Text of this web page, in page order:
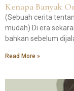
Kenapa Banyak
(Sebuah cerita
mudah) Di era
bahkan sebelum
Read More »